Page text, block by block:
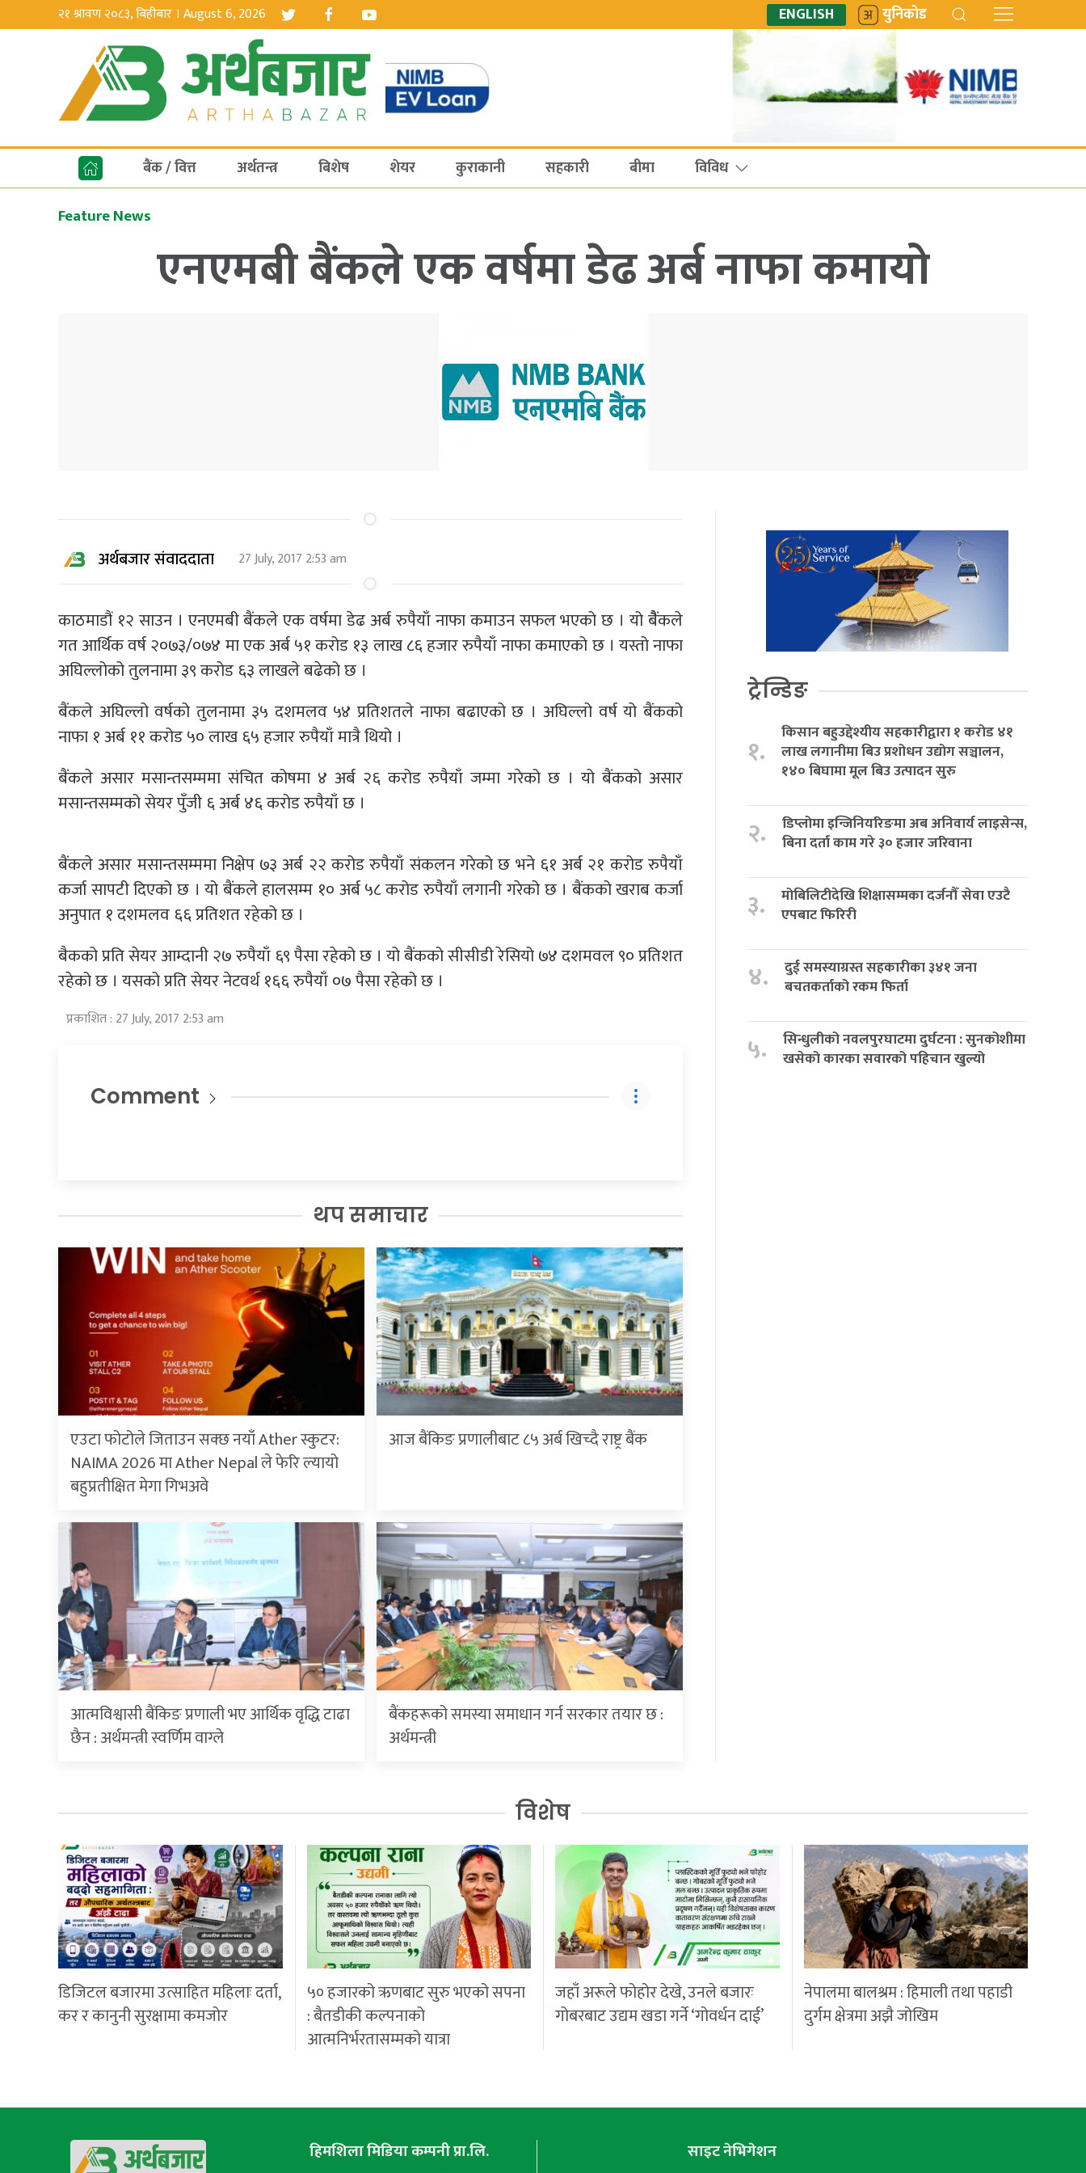
२१ श्रावण २०८३, बिहीबार । August 6, 2026 ENGLISH युनिकोड
बैंक / वित्त अर्थतन्त्र बिशेष शेयर कुराकानी सहकारी बीमा विविध
Feature News
एनएमबी बैंकले एक वर्षमा डेढ अर्ब नाफा कमायो
अर्थबजार संवाददाता 27 July, 2017 2:53 am
काठमाडौं १२ साउन । एनएमबी बैंकले एक वर्षमा डेढ अर्ब रुपैयाँ नाफा कमाउन सफल भएको छ । यो बैैंकले
गत आर्थिक वर्ष २०७३/०७४ मा एक अर्ब ५१ करोड १३ लाख ८६ हजार रुपैयाँ नाफा कमाएको छ । यस्तो नाफा
अघिल्लोको तुलनामा ३९ करोड ६३ लाखले बढेको छ ।
बैंकले अघिल्लो वर्षको तुलनामा ३५ दशमलव ५४ प्रतिशतले नाफा बढाएको छ । अघिल्लो वर्ष यो बैंकको
नाफा १ अर्ब ११ करोड ५० लाख ६५ हजार रुपैयाँ मात्रै थियो ।
बैंकले असार मसान्तसम्ममा संचित कोषमा ४ अर्ब २६ करोड रुपैयाँ जम्मा गरेको छ । यो बैंकको असार
मसान्तसम्मको सेयर पुँजी ६ अर्ब ४६ करोड रुपैयाँ छ ।
बैंकले असार मसान्तसम्ममा निक्षेप ७३ अर्ब २२ करोड रुपैयाँ संकलन गरेको छ भने ६१ अर्ब २१ करोड रुपैयाँ
कर्जा सापटी दिएको छ । यो बैंकले हालसम्म १० अर्ब ५८ करोड रुपैयाँ लगानी गरेको छ । बैंकको खराब कर्जा
अनुपात १ दशमलव ६६ प्रतिशत रहेको छ ।
बैकको प्रति सेयर आम्दानी २७ रुपैयाँ ६९ पैसा रहेको छ । यो बैंकको सीसीडी रेसियो ७४ दशमवल ९० प्रतिशत
रहेको छ । यसको प्रति सेयर नेटवर्थ १६६ रुपैयाँ ०७ पैसा रहेको छ ।
प्रकाशित : 27 July, 2017 2:53 am
Comment
थप समाचार
एउटा फोटोले जिताउन सक्छ नयाँ Ather स्कुटर:
NAIMA 2026 मा Ather Nepal ले फेरि ल्यायो
बहुप्रतीक्षित मेगा गिभअवे
आज बैंकिङ प्रणालीबाट ८५ अर्ब खिच्दै राष्ट्र बैंक
आत्मविश्वासी बैंकिङ प्रणाली भए आर्थिक वृद्धि टाढा
छैन : अर्थमन्त्री स्वर्णिम वाग्ले
बैंकहरूको समस्या समाधान गर्न सरकार तयार छ :
अर्थमन्त्री
ट्रेन्डिङ
१.
किसान बहुउद्देश्यीय सहकारीद्वारा १ करोड ४१
लाख लगानीमा बिउ प्रशोधन उद्योग सञ्चालन,
१४० बिघामा मूल बिउ उत्पादन सुरु
२.
डिप्लोमा इन्जिनियरिङमा अब अनिवार्य लाइसेन्स,
बिना दर्ता काम गरे ३० हजार जरिवाना
३.
मोबिलिटीदेखि शिक्षासम्मका दर्जनौँ सेवा एउटै
एपबाट फिरिरी
४.
दुई समस्याग्रस्त सहकारीका ३४१ जना
बचतकर्ताको रकम फिर्ता
५.
सिन्धुलीको नवलपुरघाटमा दुर्घटना : सुनकोशीमा
खसेको कारका सवारको पहिचान खुल्यो
विशेष
डिजिटल बजारमा उत्साहित महिलाः दर्ता,
कर र कानुनी सुरक्षामा कमजोर
५० हजारको ऋणबाट सुरु भएको सपना
: बैतडीकी कल्पनाको
आत्मनिर्भरतासम्मको यात्रा
जहाँ अरूले फोहोर देखे, उनले बजारः
गोबरबाट उद्यम खडा गर्ने ‘गोवर्धन दाई’
नेपालमा बालश्रम : हिमाली तथा पहाडी
दुर्गम क्षेत्रमा अझै जोखिम
हिमशिला मिडिया कम्पनी प्रा.लि.
साइट नेभिगेशन